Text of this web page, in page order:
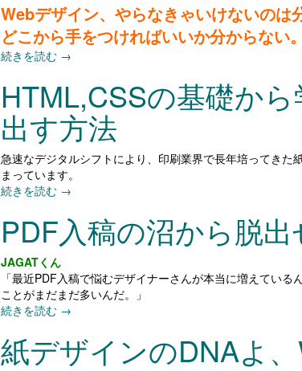
Webデザイン、やらなきゃいけないのは
どこから手をつければいいか分からない。
続きを読む →
HTML,CSSの基礎か
出す方法
急速なデジタルシフトにより、印刷業界で長年培ってき
まっています。
続きを読む →
PDF入稿の沼から脱出
JAGATくん
「最近PDF入稿で悩むデザイナーさんが本当に増えてい
ことがまだまだ多いんだ。」
続きを読む →
紙デザインのDNAよ、